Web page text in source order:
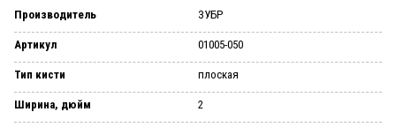
Производитель ЗУБР
Артикул 01005-050
Тип кисти плоская
Ширина, дюйм 2